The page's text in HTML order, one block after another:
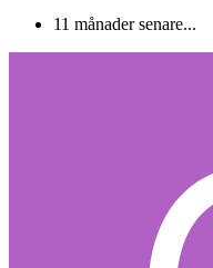
11 månader senare...